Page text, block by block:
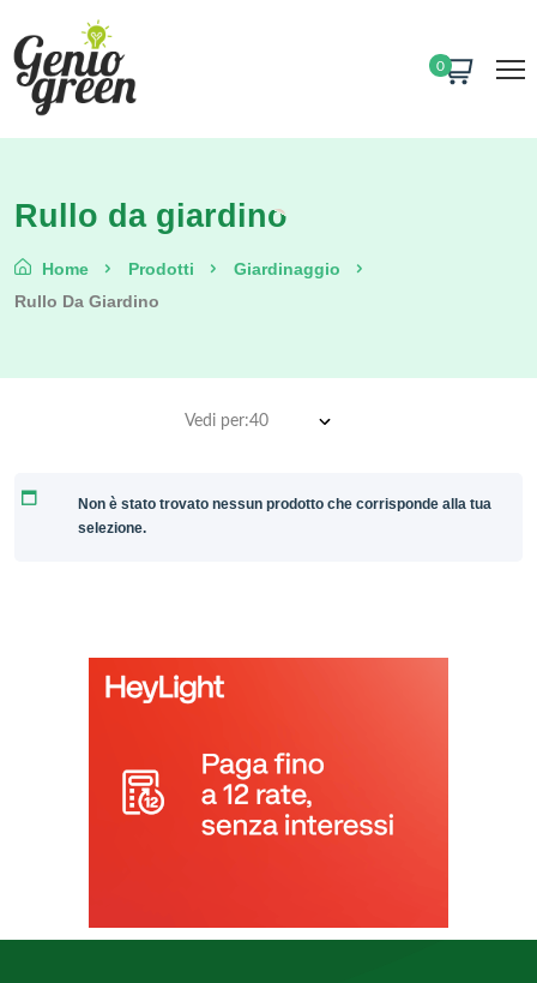
0
Rullo da giardino
Home Prodotti
Giardinaggio
Rullo Da Giardino
Vedi per:
Non è stato trovato nessun prodotto che corrisponde alla tua
selezione.